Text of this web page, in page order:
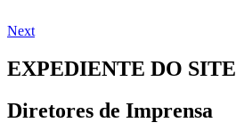
Next
EXPEDIENTE DO SITE
Diretores de Imprensa